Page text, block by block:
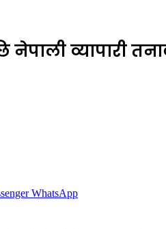
व्यापारी
WhatsApp